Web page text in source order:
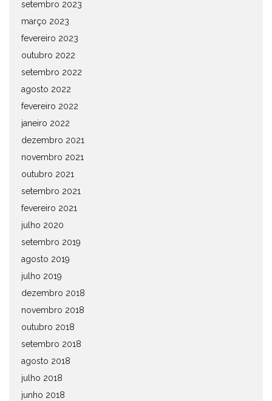
setembro 2023
março 2023
fevereiro 2023
outubro 2022
setembro 2022
agosto 2022
fevereiro 2022
janeiro 2022
dezembro 2021
novembro 2021
outubro 2021
setembro 2021
fevereiro 2021
julho 2020
setembro 2019
agosto 2019
julho 2019
dezembro 2018
novembro 2018
outubro 2018
setembro 2018
agosto 2018
julho 2018
junho 2018